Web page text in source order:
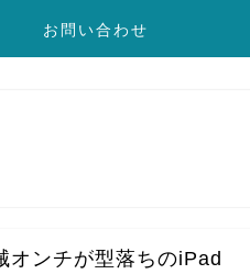
お問い合わせ
オンチが型落ちのiPad